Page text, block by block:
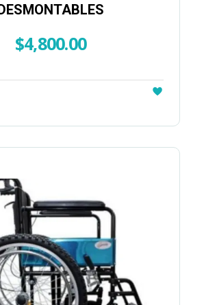
$4,800.00